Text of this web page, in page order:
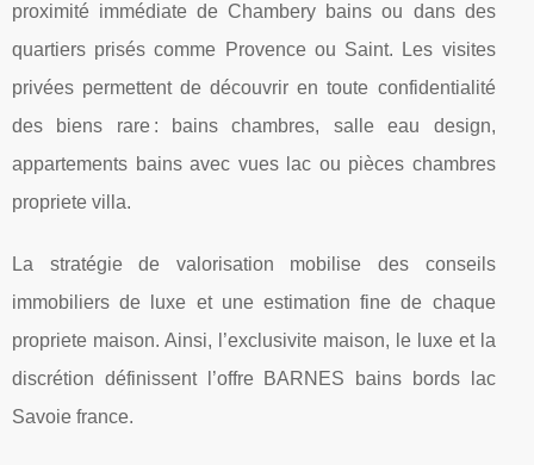
proximité immédiate de Chambery bains ou dans des
quartiers prisés comme Provence ou Saint. Les visites
privées permettent de découvrir en toute confidentialité
des biens rare : bains chambres, salle eau design,
appartements bains avec vues lac ou pièces chambres
propriete villa.
La stratégie de valorisation mobilise des conseils
immobiliers de luxe et une estimation fine de chaque
propriete maison. Ainsi, l’exclusivite maison, le luxe et la
discrétion définissent l’offre BARNES bains bords lac
Savoie france.